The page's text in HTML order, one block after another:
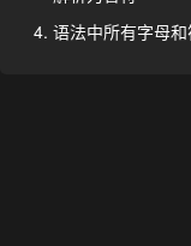
语法中所有字母